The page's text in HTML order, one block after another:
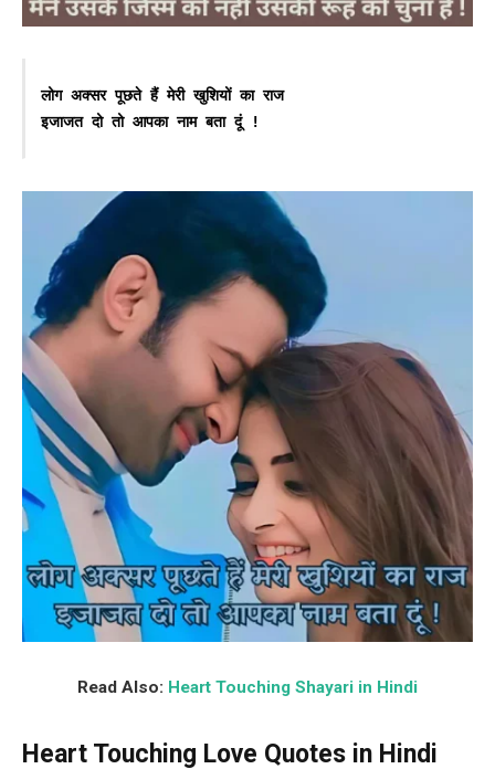
लोग अक्सर पूछते हैं मेरी खुशियों का राज
इजाजत दो तो आपका नाम बता दूं !
Read Also: Heart Touching Shayari in Hindi
Heart Touching Love Quotes in Hindi